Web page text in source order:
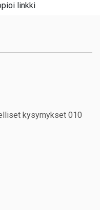
linkki
kysymykset 010